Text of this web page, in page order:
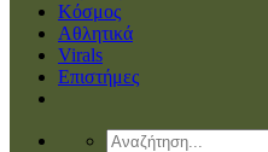
Κόσμος
Αθλητικά
Virals
Επιστήμες